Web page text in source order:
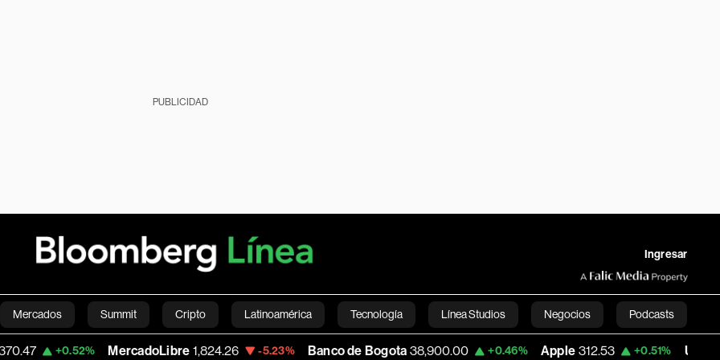
PUBLICIDAD
Ingresar
Mercados Summit Cripto Latinoamérica Tecnología Línea Studios Negocios Podcasts
Economía Estilo de vida Mundo Videos English
MercadoLibre 1,824.26 -5.23% Banco de Bogota 38,900.00 +0.46% Apple 312.53 +0.51% USD COP 3,159.39